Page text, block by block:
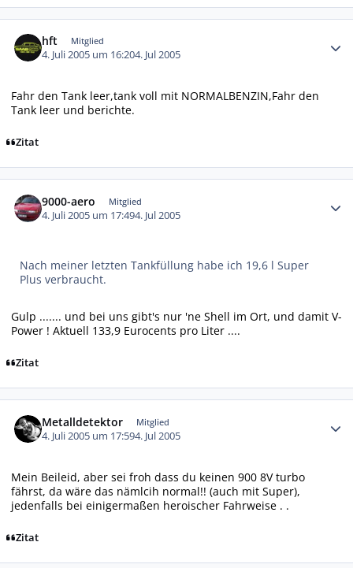
hft Mitglied
4. Juli 2005 um 16:204. Jul 2005
Fahr den Tank leer,tank voll mit NORMALBENZIN,Fahr den
Tank leer und berichte.
Zitat
9000-aero Mitglied
4. Juli 2005 um 17:494. Jul 2005
Nach meiner letzten Tankfüllung habe ich 19,6 l Super
Plus verbraucht.
Gulp ....... und bei uns gibt's nur 'ne Shell im Ort, und damit V-
Power ! Aktuell 133,9 Eurocents pro Liter ....
Zitat
Metalldetektor Mitglied
4. Juli 2005 um 17:594. Jul 2005
Mein Beileid, aber sei froh dass du keinen 900 8V turbo
fährst, da wäre das nämlcih normal!! (auch mit Super),
jedenfalls bei einigermaßen heroischer Fahrweise . .
Zitat